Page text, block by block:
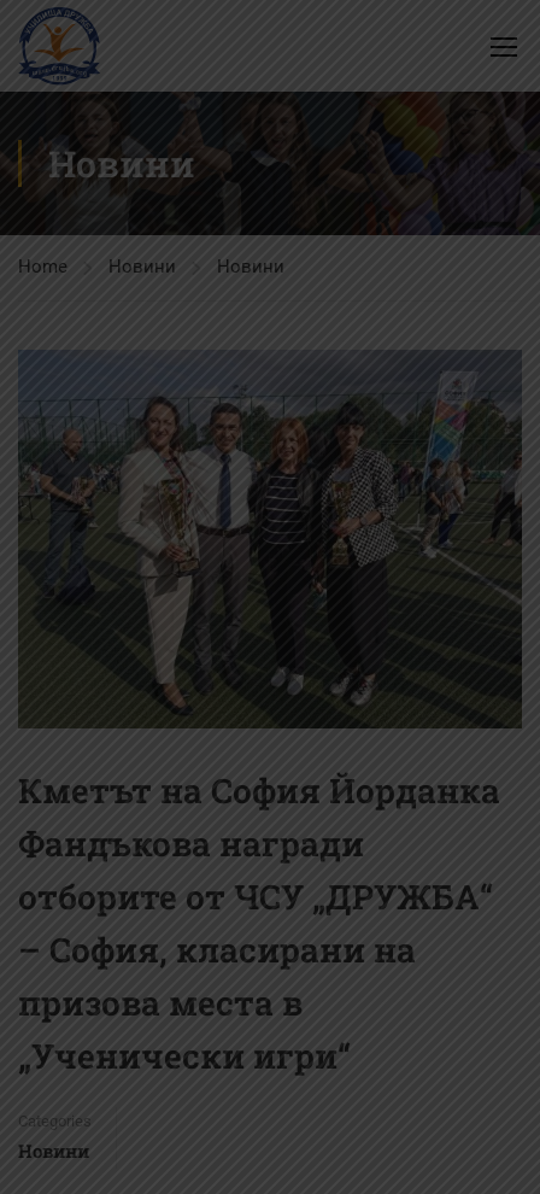
Новини
Home Новини Новини
Кметът на София Йорданка
Фандъкова награди
отборите от ЧСУ „ДРУЖБА“
– София, класирани на
призова места в
„Ученически игри“
Categories
Новини